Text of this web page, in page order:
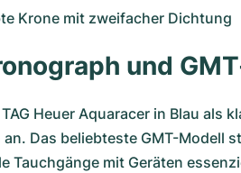
Krone mit zweifacher Dichtung
und
Heuer Aquaracer in Blau
an. Das beliebteste GMT-Modell
Tauchgänge mit Geräten